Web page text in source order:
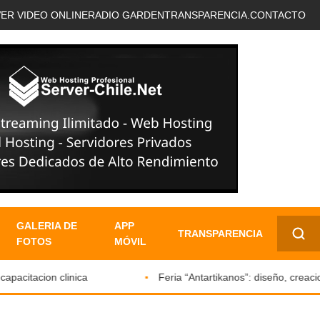
VIDEO ONLINERADIO GARDENTRANSPARENCIA. CONTACTO
GALERIA DE
FOTOS
APP
MÓVIL
TRANSPARENCIA
✕
clinica Feria “Antartikanos”: diseño,